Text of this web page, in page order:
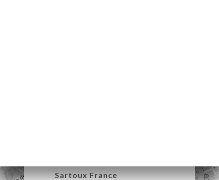
Sartoux France